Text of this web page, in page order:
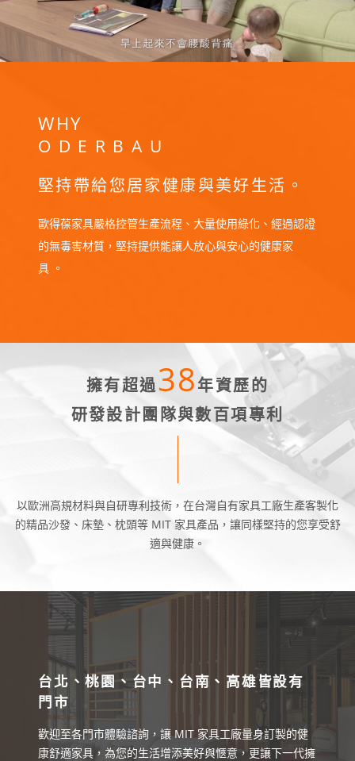
WHY
ODERBAU
堅持帶給您居家健康與美好生活。
歐得葆家具嚴格控管生產流程、大量使用綠化、經過認證
的無毒害材質，堅持提供能讓人放心與安心的健康家
具 。
擁有超過38年資歷的
研發設計團隊與數百項專利
以歐洲高規材料與自研專利技術，在台灣自有家具工廠生產客製化
的精品沙發、床墊、枕頭等 MIT 家具產品，讓同樣堅持的您享受舒
適與健康。
台北、桃園、台中、台南、高雄皆設有
門市
歡迎至各門市體驗諮詢，讓 MIT 家具工廠量身訂製的健
康舒適家具，為您的生活增添美好與愜意，更讓下一代擁